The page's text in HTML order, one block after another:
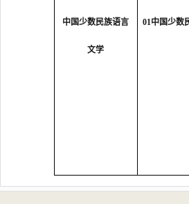
中国少数民族语言
文学
01中国少数